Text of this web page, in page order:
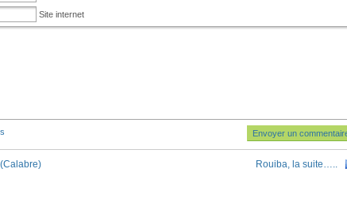
Site internet
Rouiba, la suite…..